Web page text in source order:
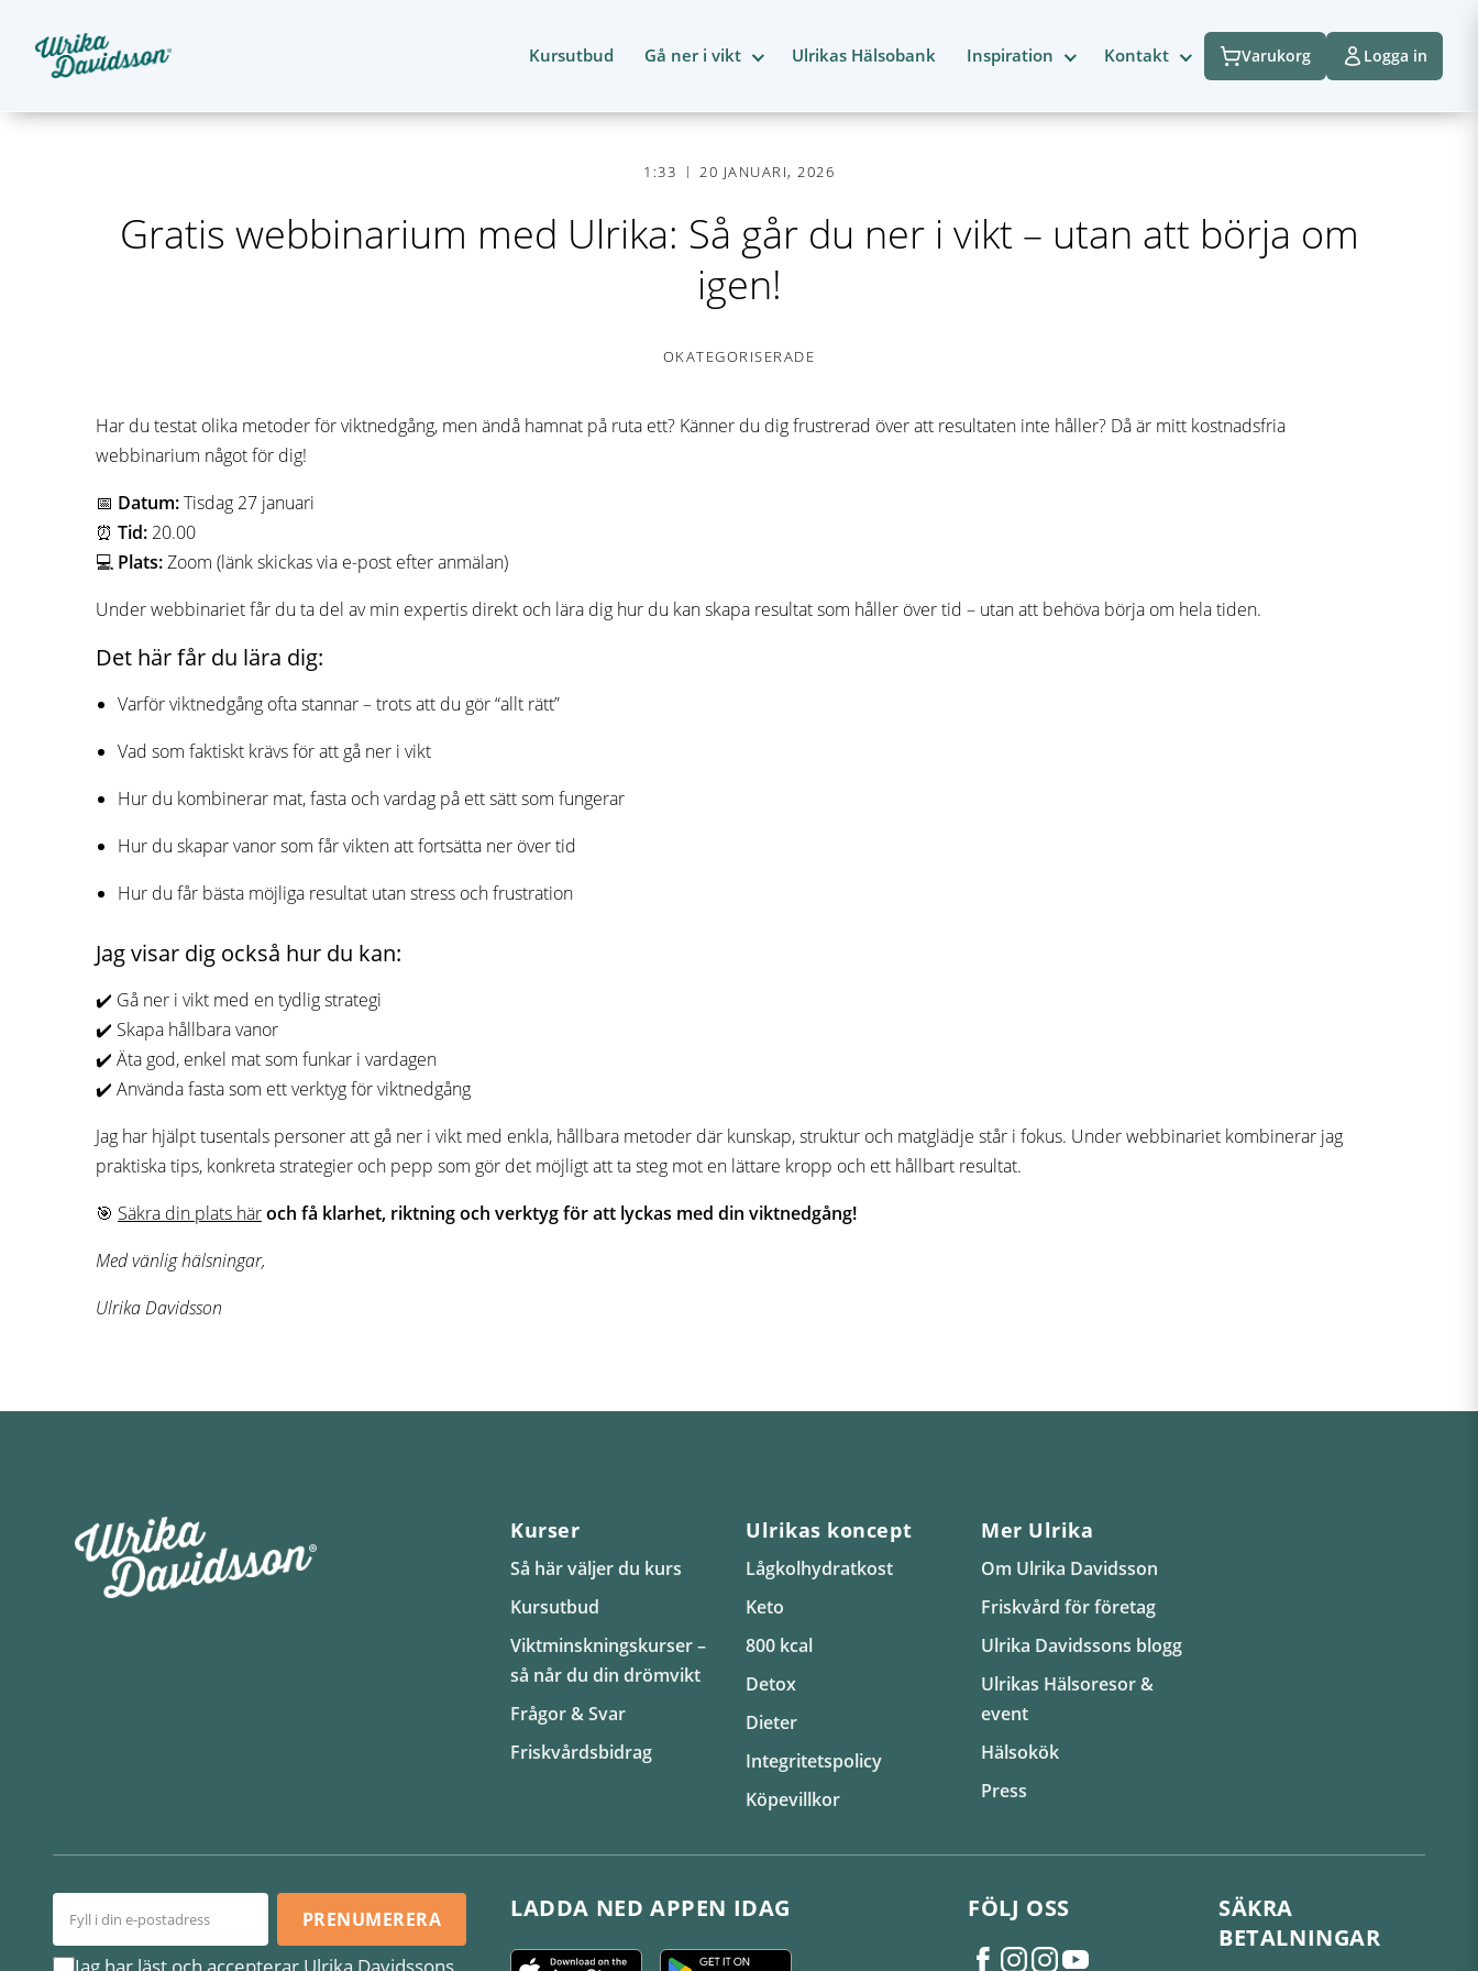
Kursutbud Gå ner i vikt Ulrikas Hälsobank Inspiration Kontakt Varukorg Logga in
1:33 20 JANUARI, 2026
Gratis webbinarium med Ulrika: Så går du ner i vikt – utan att börja om
igen!
OKATEGORISERADE
Har du testat olika metoder för viktnedgång, men ändå hamnat på ruta ett? Känner du dig frustrerad över att resultaten inte håller? Då är mitt kostnadsfria
webbinarium något för dig!
📅 Datum:Tisdag 27 januari
⏰ Tid: 20.00
💻 Plats:Zoom (länk skickas via e-post efter anmälan)
Under webbinariet får du ta del av min expertis direkt och lära dig hur du kan skapa resultat som håller över tid – utan att behöva börja om hela tiden.
Det här får du lära dig:
Varför viktnedgång ofta stannar – trots att du gör “allt rätt”
Vad som faktiskt krävs för att gå ner i vikt
Hur du kombinerar mat, fasta och vardag på ett sätt som fungerar
Hur du skapar vanor som får vikten att fortsätta ner över tid
Hur du får bästa möjliga resultat utan stress och frustration
Jag visar dig också hur du kan:
✔️ Gå ner i vikt med en tydlig strategi
✔️ Skapa hållbara vanor
✔️ Äta god, enkel mat som funkar i vardagen
✔️ Använda fasta som ett verktyg för viktnedgång
Jag har hjälpt tusentals personer att gå ner i vikt med enkla, hållbara metoder där kunskap, struktur och matglädje står i fokus. Under webbinariet kombinerar jag
praktiska tips, konkreta strategier och pepp som gör det möjligt att ta steg mot en lättare kropp och ett hållbart resultat.
🎯 Säkra din plats häroch få klarhet, riktning och verktyg för att lyckas med din viktnedgång!
Med vänlig hälsningar,
Ulrika Davidsson
Kurser
Så här väljer du kurs
Kursutbud
Viktminskningskurser –
så når du din drömvikt
Frågor & Svar
Friskvårdsbidrag
Ulrikas koncept
Lågkolhydratkost
Keto
800 kcal
Detox
Dieter
Integritetspolicy
Köpevillkor
Mer Ulrika
Om Ulrika Davidsson
Friskvård för företag
Ulrika Davidssons blogg
Ulrikas Hälsoresor &
event
Hälsokök
Press
PRENUMERERA
Jag har läst och accepterar Ulrika Davidssons
LADDA NED APPEN IDAG FÖLJ OSS
SÄKRA
BETALNINGAR